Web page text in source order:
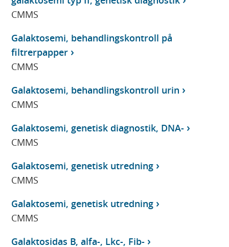
CMMS
Galaktosemi, behandlingskontroll på
filtrerpapper
CMMS
Galaktosemi, behandlingskontroll urin
CMMS
Galaktosemi, genetisk diagnostik, DNA-
CMMS
Galaktosemi, genetisk utredning
CMMS
Galaktosemi, genetisk utredning
CMMS
Galaktosidas B, alfa-, Lkc-, Fib-